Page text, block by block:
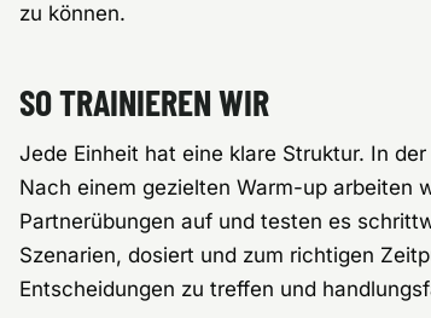
zu können.
SO TRAINIEREN WIR
Jede Einheit hat eine klare Struktur. In
Nach einem gezielten Warm-up arbeiten
Partnerübungen auf und testen es
Szenarien, dosiert und zum richtigen
Entscheidungen zu treffen und